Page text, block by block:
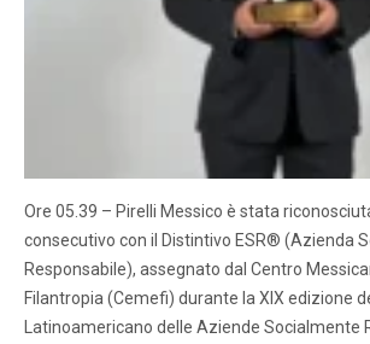
Ore 05.39 – Pirelli Messico è stata
consecutivo con il Distintivo ESR® (Azienda
Responsabile), assegnato dal Centro
Filantropia (Cemefi) durante la XIX edizione
Latinoamericano delle Aziende Socialmente